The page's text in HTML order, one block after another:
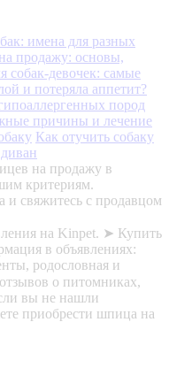
имена для разных
продажу: основы,
собак-девочек: самые
и потеряла аппетит?
пород
причины и лечение
Как отучить собаку
на продажу в
критериям.
и свяжитесь с продавцом
на Kinpet. ➤ Купить
в объявлениях:
родословная и
о питомниках,
вы не нашли
приобрести шпица на